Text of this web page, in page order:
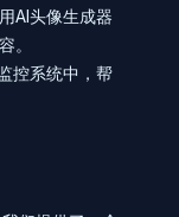
AI头像生成器
。
控系统中，帮